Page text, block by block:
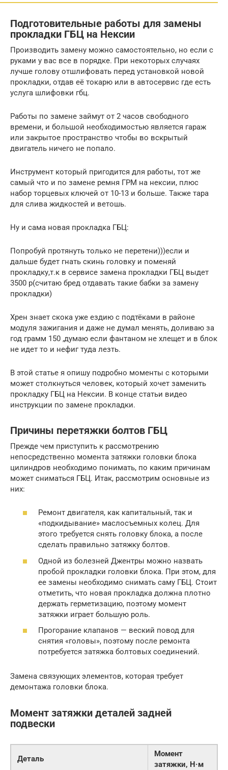
Подготовительные работы для замены
прокладки ГБЦ на Нексии
Производить замену можно самостоятельно, но если с
руками у вас все в порядке. При некоторых случаях
лучше голову отшлифовать перед установкой новой
прокладки, отдав её токарю или в автосервис где есть
услуга шлифовки гбц.
Работы по замене займут от 2 часов свободного
времени, и большой необходимостью является гараж
или закрытое пространство чтобы во вскрытый
двигатель ничего не попало.
Инструмент который пригодится для работы, тот же
самый что и по замене ремня ГРМ на нексии, плюс
набор торцевых ключей от 10-13 и больше. Также тара
для слива жидкостей и ветошь.
Ну и сама новая прокладка ГБЦ:
Попробуй протянуть только не перетени)))если и
дальше будет гнать скинь головку и поменяй
прокладку,т.к в сервисе замена прокладки ГБЦ выдет
3500 р(считаю бред отдавать такие бабки за замену
прокладки)
Хрен знает скока уже ездию с подтёками в районе
модуля зажигания и даже не думал менять, доливаю за
год грамм 150 ,думаю если фантаном не хлещет и в блок
не идет то и нефиг туда лезть.
В этой статье я опишу подробно моменты с которыми
может столкнуться человек, который хочет заменить
прокладку ГБЦ на Нексии. В конце статьи видео
инструкции по замене прокладки.
Причины перетяжки болтов ГБЦ
Прежде чем приступить к рассмотрению
непосредственно момента затяжки головки блока
цилиндров необходимо понимать, по каким причинам
может сниматься ГБЦ. Итак, рассмотрим основные из
них:
Ремонт двигателя, как капитальный, так и
«подкидывание» маслосъемных колец. Для
этого требуется снять головку блока, а после
сделать правильно затяжку болтов.
Одной из болезней Джентры можно назвать
пробой прокладки головки блока. При этом, для
ее замены необходимо снимать саму ГБЦ. Стоит
отметить, что новая прокладка должна плотно
держать герметизацию, поэтому момент
затяжки играет большую роль.
Прогорание клапанов — веский повод для
снятия «головы», поэтому после ремонта
потребуется затяжка болтовых соединений.
Замена связующих элементов, которая требует
демонтажа головки блока.
Момент затяжки деталей задней
подвески
Деталь
Момент
затяжки, Н·м